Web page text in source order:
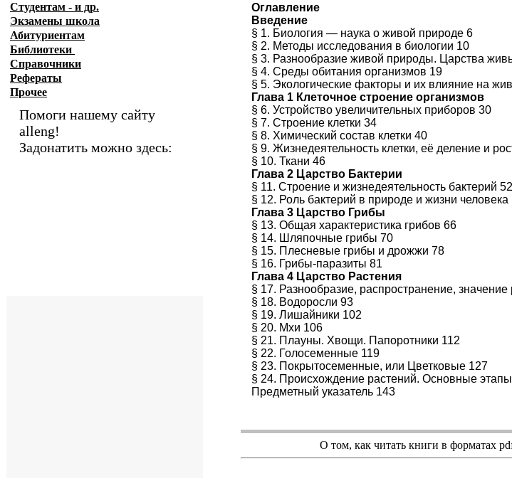
Оглавление
Введение
§ 1. Биология — наука о живой природе 6
§ 2. Методы исследования в биологии 10
§ 3. Разнообразие живой природы. Царства
§ 4. Среды обитания организмов 19
§ 5. Экологические факторы и их влияние на
Глава 1 Клеточное строение организмов
§ 6. Устройство увеличительных приборов 30
§ 7. Строение клетки 34
§ 8. Химический состав клетки 40
§ 9. Жизнедеятельность клетки, её деление и
§ 10. Ткани 46
Глава 2 Царство Бактерии
§ 11. Строение и жизнедеятельность бактерий 52
§ 12. Роль бактерий в природе и жизни человека
Глава 3 Царство Грибы
§ 13. Общая характеристика грибов 66
§ 14. Шляпочные грибы 70
§ 15. Плесневые грибы и дрожжи 78
§ 16. Грибы-паразиты 81
Глава 4 Царство Растения
§ 17. Разнообразие, распространение, значение
§ 18. Водоросли 93
§ 19. Лишайники 102
§ 20. Мхи 106
§ 21. Плауны. Хвощи. Папоротники 112
§ 22. Голосеменные 119
§ 23. Покрытосеменные, или Цветковые 127
§ 24. Происхождение растений. Основные
Предметный указатель 143
О том, как читать книги в форматах
Студентам - и др.
Экзамены школа
Абитуриентам
Библиотеки
Справочники
Рефераты
Прочее
Помоги нашему сайту
alleng!
Задонатить можно здесь: